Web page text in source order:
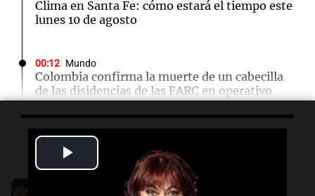
Video
Clima en Santa Fe: cómo estará el tiempo este
lunes 10 de agosto
00:12 Mundo
Colombia confirma la muerte de un cabecilla
de las disidencias de las FARC en operativo
militar
Clima
Clima en Rosario: cómo estará el tiempo este
lunes 10 de agosto
Escuchá lo último
Boletín de Calificaciones de